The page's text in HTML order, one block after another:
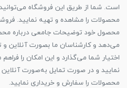
است. شما از طریق این فروشگاه
محصولات را مشاهده و تهیه نمایید.
محصول خود توضیحات جامعی درباره
می‌دهد و کارشناسان ما بصورت آنلاین و
اختیار شما می‌گذارد و این امکان را
نمایید و در صورت تمایل به‌صورت آنلاین
محصولات را سفارش و خریداری نمایید.